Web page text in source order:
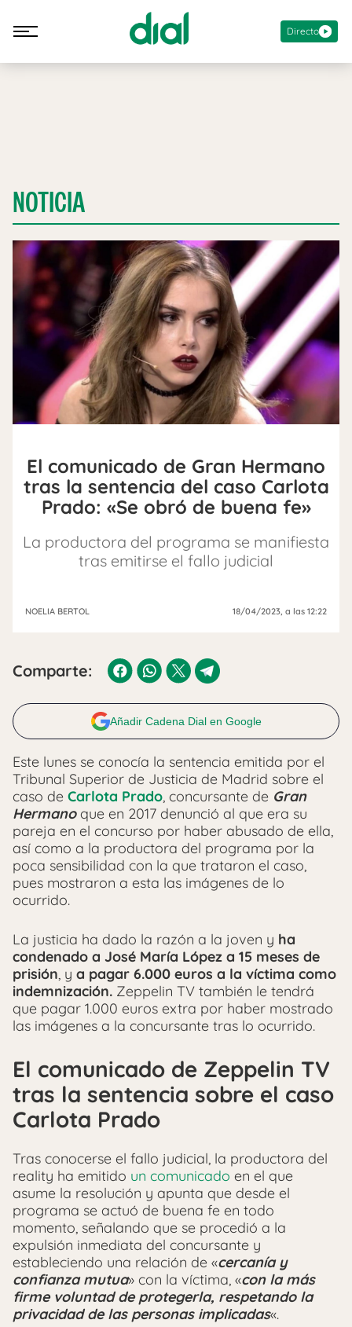
Directo
NOTICIA
El comunicado de Gran Hermano
tras la sentencia del caso Carlota
Prado: «Se obró de buena fe»
La productora del programa se manifiesta
tras emitirse el fallo judicial
NOELIA BERTOL 18/04/2023, a las 12:22
Comparte:
Añadir Cadena Dial en Google
Este lunes se conocía la sentencia emitida por el
Tribunal Superior de Justicia de Madrid sobre el
caso de Carlota Prado, concursante de Gran
Hermanoque en 2017 denunció al que era su
pareja en el concurso por haber abusado de ella,
así como a la productora del programa por la
poca sensibilidad con la que trataron el caso,
pues mostraron a esta las imágenes de lo
ocurrido.
La justicia ha dado la razón a la joven y ha
condenado a José María López a 15 meses de
prisión, y a pagar 6.000 euros a la víctima como
indemnización. Zeppelin TV también le tendrá
que pagar 1.000 euros extra por haber mostrado
las imágenes a la concursante tras lo ocurrido.
El comunicado de Zeppelin TV
tras la sentencia sobre el caso
Carlota Prado
Tras conocerse el fallo judicial, la productora del
reality ha emitido un comunicado en el que
asume la resolución y apunta que desde el
programa se actuó de buena fe en todo
momento, señalando que se procedió a la
expulsión inmediata del concursante y
estableciendo una relación de «cercanía y
confianza mutua» con la víctima, «con la más
firme voluntad de protegerla, respetando la
privacidad de las personas implicadas«.